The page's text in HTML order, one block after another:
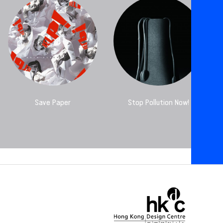
Save Paper Stop Pollution Now!